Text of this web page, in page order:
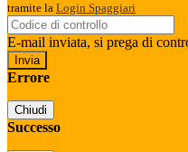
tramite la Login Spaggiari
E-mail inviata, si prega di
Errore
Chiudi
Successo